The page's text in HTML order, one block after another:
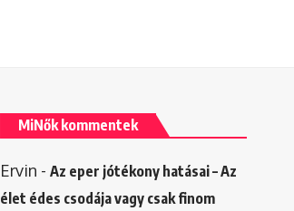
MiNők kommentek
Ervin - Az eper jótékony hatásai – Az
élet édes csodája vagy csak finom